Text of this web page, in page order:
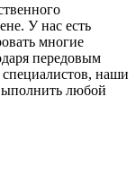
У нас есть
многие
передовым
наши
любой